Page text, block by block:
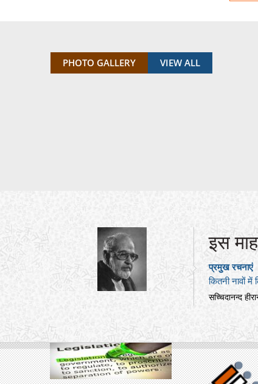
PHOTO GALLERY VIEW ALL
इस
प्रमुख रचनाएं
कितनी नावों
सच्चिदानन्द